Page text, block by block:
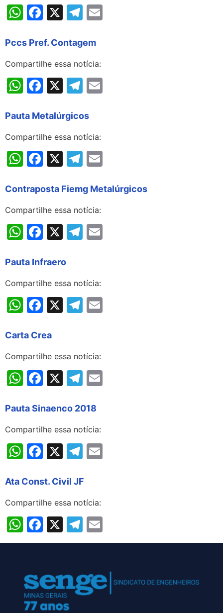
WhatsApp
Facebook
X Telegram
Pccs Pref. Contagem
Compartilhe essa notícia:
WhatsApp
Facebook
X Telegram
Pauta Metalúrgicos
Compartilhe essa notícia:
WhatsApp
Facebook
X Telegram
Contraposta Fiemg Metalúrgicos
Compartilhe essa notícia:
WhatsApp
Facebook
X Telegram
Pauta Infraero
Compartilhe essa notícia:
WhatsApp
Facebook
X Telegram
Carta Crea
Compartilhe essa notícia:
WhatsApp
Facebook
X Telegram
Pauta Sinaenco 2018
Compartilhe essa notícia:
WhatsApp
Facebook
X Telegram
Ata Const. Civil JF
Compartilhe essa notícia:
WhatsApp
Facebook
X Telegram